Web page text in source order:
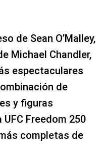
de Sean O’Malley,
Michael Chandler,
espectaculares
de
y figuras
Freedom 250
completas de